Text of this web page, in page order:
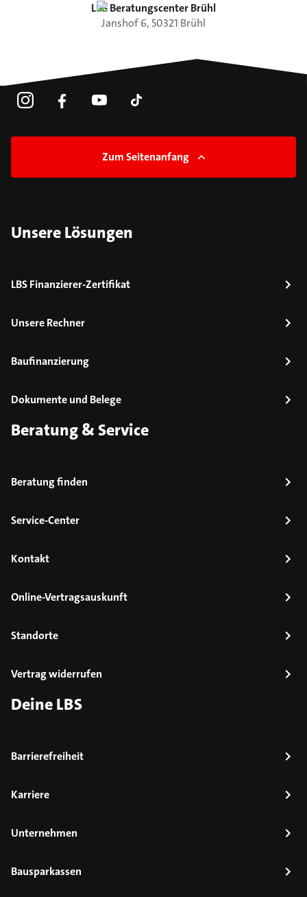
LBS Beratungscenter Brühl
Janshof6, 50321 Brühl
Zum Seitenanfang
Unsere Lösungen
LBS Finanzierer-Zertifikat
Unsere Rechner
Baufinanzierung
Dokumente und Belege
Beratung & Service
Beratung finden
Service-Center
Kontakt
Online-Vertragsauskunft
Standorte
Vertrag widerrufen
Deine LBS
Barrierefreiheit
Karriere
Unternehmen
Bausparkassen